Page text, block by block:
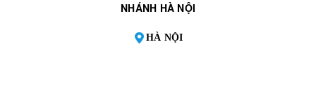
NHÁNH HÀ NỘI
HÀ NỘI